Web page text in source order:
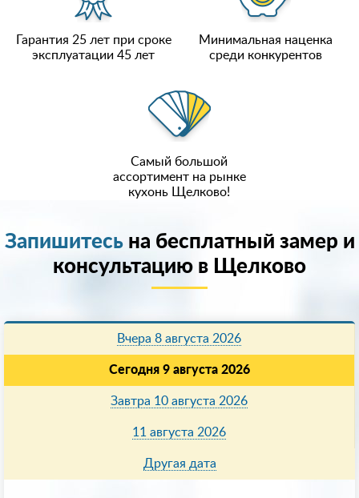
Гарантия 25 лет при сроке
эксплуатации 45 лет
Минимальная наценка
среди конкурентов
Самый большой
ассортимент на рынке
кухонь Щелково!
Запишитесьна бесплатный замер и
консультацию в Щелково
Вчера 8 августа 2026
Сегодня 9 августа 2026
Завтра 10 августа 2026
11 августа 2026
Другая дата